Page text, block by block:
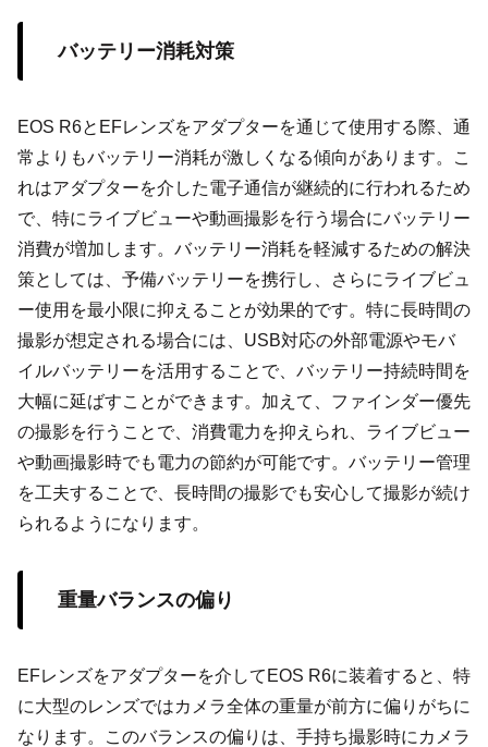
バッテリー消耗対策
EOS R6とEFレンズをアダプターを通じて使用する際、通
常よりもバッテリー消耗が激しくなる傾向があります。こ
れはアダプターを介した電子通信が継続的に行われるため
で、特にライブビューや動画撮影を行う場合にバッテリー
消費が増加します。バッテリー消耗を軽減するための解決
策としては、予備バッテリーを携行し、さらにライブビュ
ー使用を最小限に抑えることが効果的です。特に長時間の
撮影が想定される場合には、USB対応の外部電源やモバ
イルバッテリーを活用することで、バッテリー持続時間を
大幅に延ばすことができます。加えて、ファインダー優先
の撮影を行うことで、消費電力を抑えられ、ライブビュー
や動画撮影時でも電力の節約が可能です。バッテリー管理
を工夫することで、長時間の撮影でも安心して撮影が続け
られるようになります。
重量バランスの偏り
EFレンズをアダプターを介してEOS R6に装着すると、特
に大型のレンズではカメラ全体の重量が前方に偏りがちに
なります。このバランスの偏りは、手持ち撮影時にカメラ